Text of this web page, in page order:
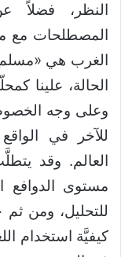
النظر، فضلاً
المصطلحات مع
الغرب هي
الحالة، علينا
وعلى وجه
للآخر في
العالم. وقد
مستوى الدوافع
للتحليل، ومن
كيفيَّة استخدام